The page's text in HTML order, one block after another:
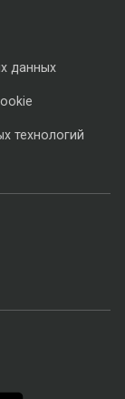
данных
технологий